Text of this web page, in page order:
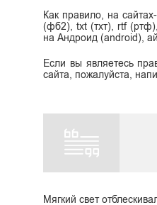
Как правило, на
(фб2), txt (тхт), rtf
на Андроид (android),
Если вы являетесь
сайта, пожалуйста,
Мягкий свет